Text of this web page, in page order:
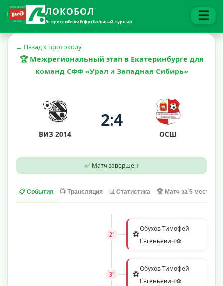
ЛОКОБОЛ
Всероссийский футбольный турнир ☰
← Назад к протоколу
🏆 Межрегиональный этап в Екатеринбурге для
команд СФФ «Урал и Западная Сибирь»
ВИЗ 2014
2:4
ОСШ
✅ Матч завершен
📋 События 📺 Трансляция 📊 Статистика 🏆 Матч за 5 место
⚽Обухов Тимофей
Евгеньевич ⚽
2'
⚽Обухов Тимофей
Евгеньевич ⚽
3'